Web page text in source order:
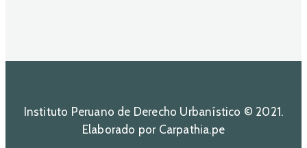
Instituto Peruano de Derecho Urbanístico © 2021.
Elaborado por Carpathia.pe